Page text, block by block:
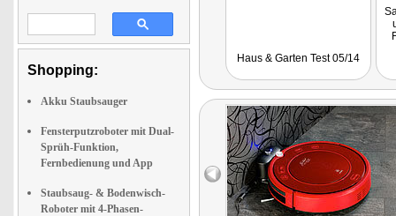
Shopping:
Akku Staubsauger
Fensterputzroboter mit Dual-
Sprüh-Funktion,
Fernbedienung und App
Staubsaug- & Bodenwisch-
Roboter mit 4-Phasen-
Haus & Garten Test 05/14